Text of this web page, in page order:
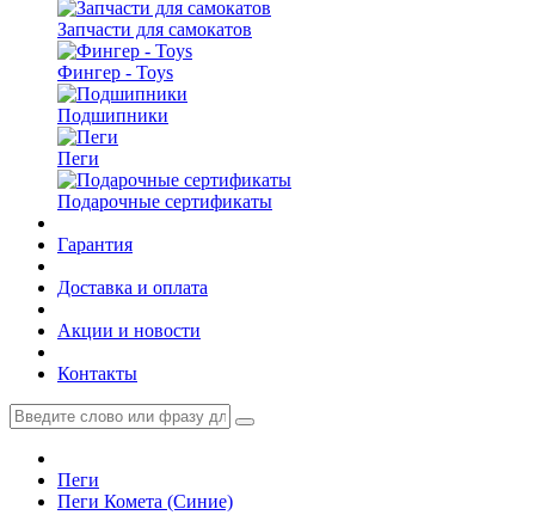
Запчасти для самокатов
Фингер - Toys
Подшипники
Пеги
Подарочные сертификаты
Гарантия
Доставка и оплата
Акции и новости
Контакты
Пеги
Пеги Комета (Синие)